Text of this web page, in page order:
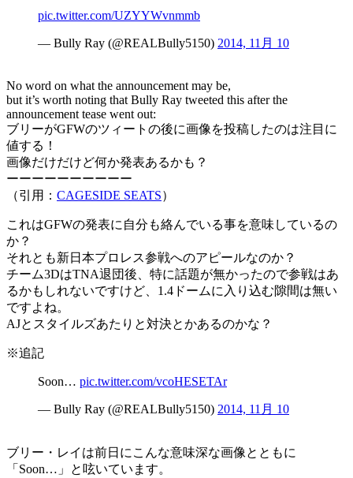
pic.twitter.com/UZYYWvnmmb
— Bully Ray (@REALBully5150) 2014, 11月 10
No word on what the announcement may be,
but it’s worth noting that Bully Ray tweeted this after the
announcement tease went out:
ブリーがGFWのツィートの後に画像を投稿したのは注目に
値する！
画像だけだけど何か発表あるかも？
ーーーーーーーーーー
（引用： CAGESIDE SEATS）
これはGFWの発表に自分も絡んでいる事を意味しているの
か？
それとも新日本プロレス参戦へのアピールなのか？
チーム3DはTNA退団後、特に話題が無かったので参戦はあ
るかもしれないですけど、1.4ドームに入り込む隙間は無い
ですよね。
AJとスタイルズあたりと対決とかあるのかな？
※追記
Soon… pic.twitter.com/vcoHESETAr
— Bully Ray (@REALBully5150) 2014, 11月 10
ブリー・レイは前日にこんな意味深な画像とともに
「Soon…」と呟いています。